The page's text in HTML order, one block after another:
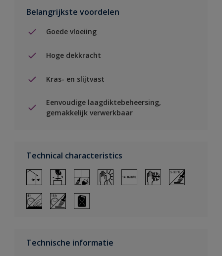
Belangrijkste voordelen
Goede vloeiing
Hoge dekkracht
Kras- en slijtvast
Eenvoudige laagdiktebeheersing,
gemakkelijk verwerkbaar
Technical characteristics
Technische informatie